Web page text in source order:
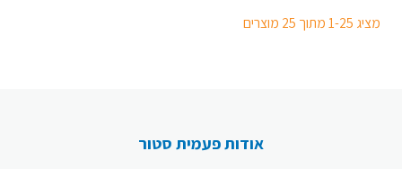
מציג 1-25 מתוך 25 מוצרים
אודות פעמית סטור